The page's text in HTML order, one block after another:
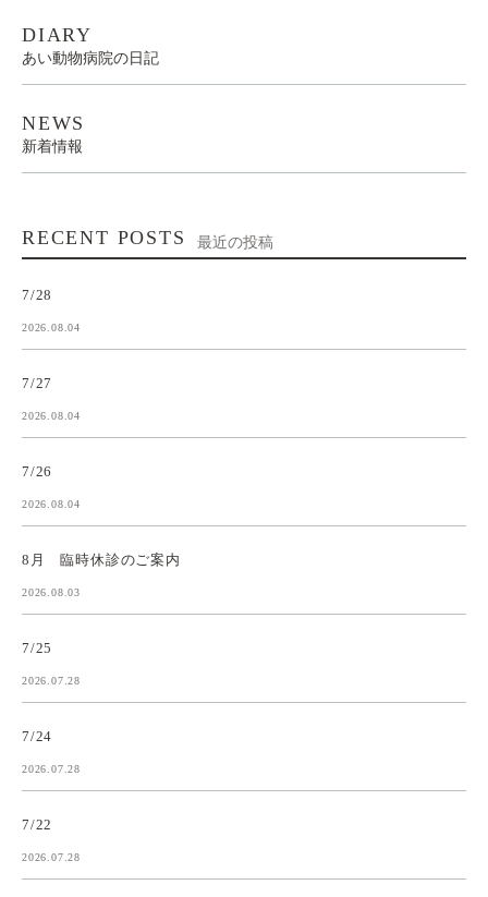
DIARY
あい動物病院の日記
NEWS
新着情報
RECENT POSTS 最近の投稿
7/28
2026.08.04
7/27
2026.08.04
7/26
2026.08.04
8月 臨時休診のご案内
2026.08.03
7/25
2026.07.28
7/24
2026.07.28
7/22
2026.07.28